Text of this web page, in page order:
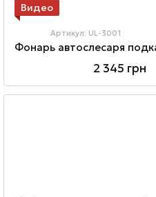
Видео
Артикул: UL-3001
2 345 грн